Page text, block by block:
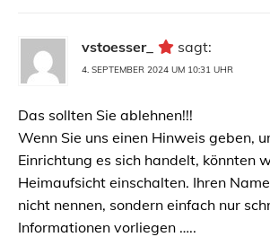
vstoesser_ sagt:
4. SEPTEMBER 2024 UM 10:31 UHR
Das sollten Sie ablehnen!!!
Wenn Sie uns einen Hinweis geben,
Einrichtung es sich handelt, könnten
Heimaufsicht einschalten. Ihren
nicht nennen, sondern einfach nur
Informationen vorliegen …..